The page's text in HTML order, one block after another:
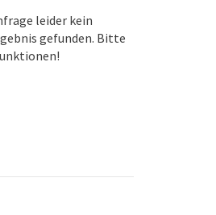
leider kein
gefunden. Bitte